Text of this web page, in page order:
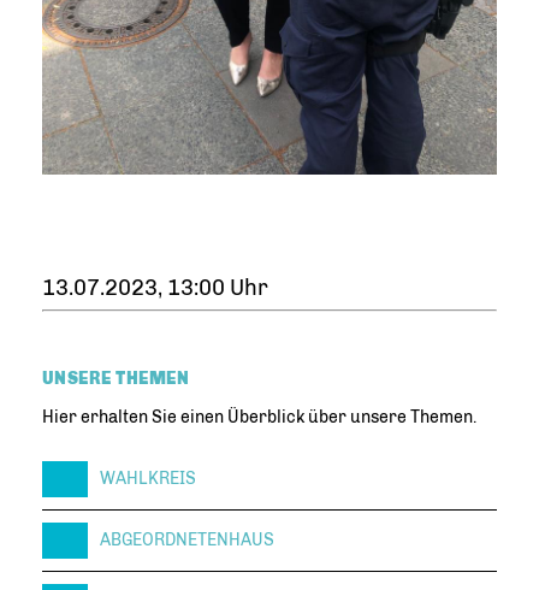
13.07.2023, 13:00 Uhr
UNSERE THEMEN
Hier erhalten Sie einen Überblick über unsere Themen.
WAHLKREIS
ABGEORDNETENHAUS